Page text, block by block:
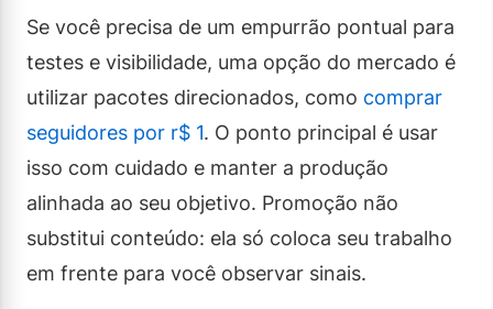
Se você precisa de um empurrão pontual para
testes e visibilidade, uma opção do mercado é
utilizar pacotes direcionados, como comprar
seguidores por r$ 1. O ponto principal é usar
isso com cuidado e manter a produção
alinhada ao seu objetivo. Promoção não
substitui conteúdo: ela só coloca seu trabalho
em frente para você observar sinais.